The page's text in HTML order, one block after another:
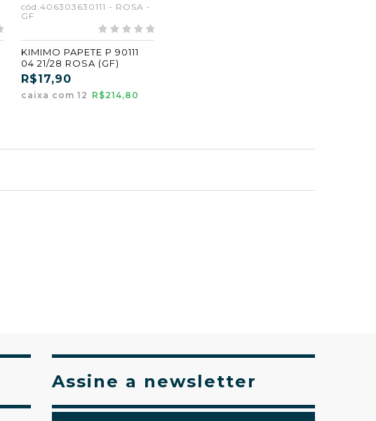
cód:406303630111 - ROSA -
GF
KIMIMO PAPETE P 90111
04 21/28 ROSA (GF)
R$17,90
caixa com 12 R$214,80
Assine a newsletter